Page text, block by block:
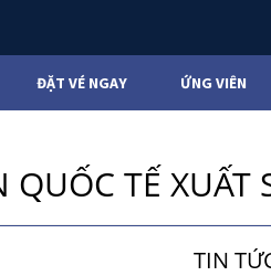
ĐẶT VÉ NGAY ỨNG VIÊN
TẾ XUẤT
TIN